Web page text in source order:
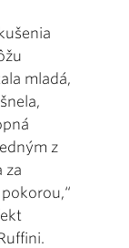
mladá,
z
za